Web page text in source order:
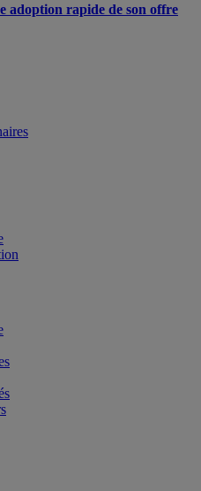
adoption rapide de son offre